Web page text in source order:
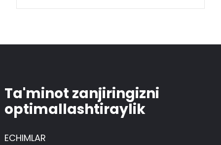
Ta'minot zanjiringizni
optimallashtiraylik
ECHIMLAR